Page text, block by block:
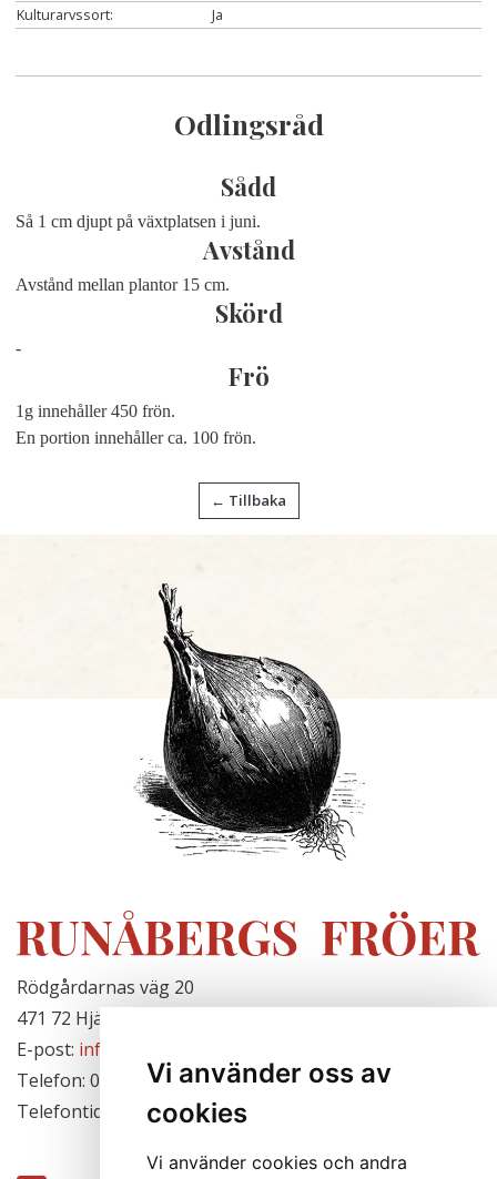
Vi använder oss av
cookies
Vi använder cookies och andra
Kulturarvssort:
Ja
Odlingsråd
Sådd
Så 1 cm djupt på växtplatsen i juni.
Avstånd
Avstånd mellan plantor 15 cm.
Skörd
-
Frö
1g innehåller 450 frön.
En portion innehåller ca. 100 frön.
← Tillbaka
Rödgårdarnas väg 20
471 72 Hjälteby, Sverige
E-post: info@runabergsfroer.se
Telefon: 0303-777140
Telefontid: Stängt för säsongen